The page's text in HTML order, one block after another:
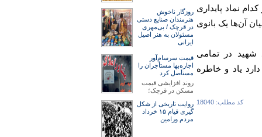
دارند که هر کدام نماد پایداری
آزاده وجود دارد که در میان آن‌ها یک بانوی
شهید در تمامی
یاد و خاطره
کد مطلب: 18040
روزگار ناخوش
هنرمند‌‌‌ان صنایع دستی
در قرچک / ‌بی‌مهری
مسئولان‌ به هنر اصیل
ایرانی
قیمت سرسام‌آور
اجاره‌بها مستأجران را
مستأصل کرد
روند افزایشی قیمت
مسکن در قرچک؛
روایت تاریخی از شکل
گیری قیام ۱۵ خرداد
مردم ورامین